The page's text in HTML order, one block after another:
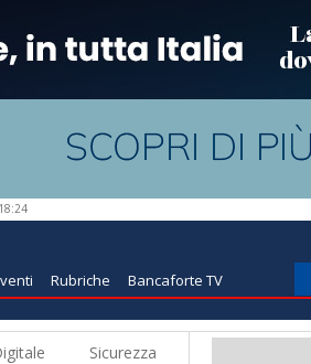
Rubriche Bancaforte TV
Sicurezza